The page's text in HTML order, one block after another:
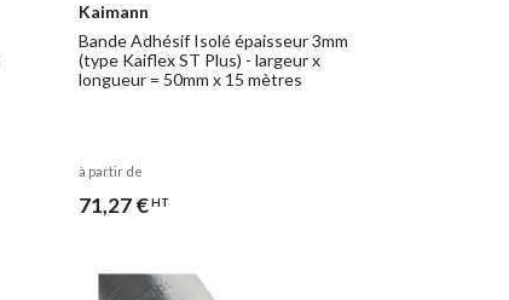
Kaimann
Bande Adhésif Isolé épaisseur 3mm
(type Kaiflex ST Plus) - largeur x
longueur = 50mm x 15 mètres
à partir de
71,27 €HT